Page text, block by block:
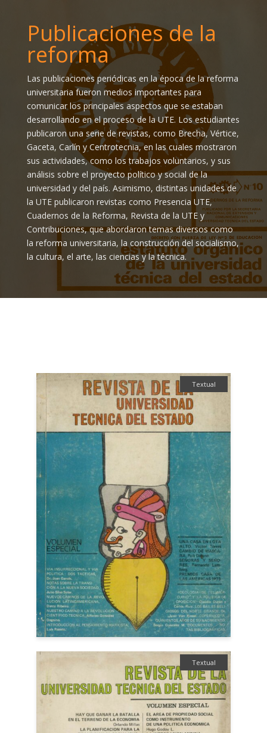
Publicaciones de la
reforma
Las publicaciones periódicas en la época de la reforma
universitaria fueron medios importantes para
comunicar los principales aspectos que se estaban
desarrollando en el proceso de la UTE. Los estudiantes
publicaron una serie de revistas, como Brecha, Vértice,
Gaceta, Carlín y Centrotecnia, en las cuales mostraron
sus actividades, como los trabajos voluntarios, y sus
análisis sobre el proyecto político y social de la
universidad y del país. Asimismo, distintas unidades de
la UTE publicaron revistas como Presencia UTE,
Cuadernos de la Reforma, Revista de la UTE y
Contribuciones, que abordaron temas diversos como
la reforma universitaria, la construcción del socialismo,
la cultura, el arte, las ciencias y la técnica.
Textual
Textual